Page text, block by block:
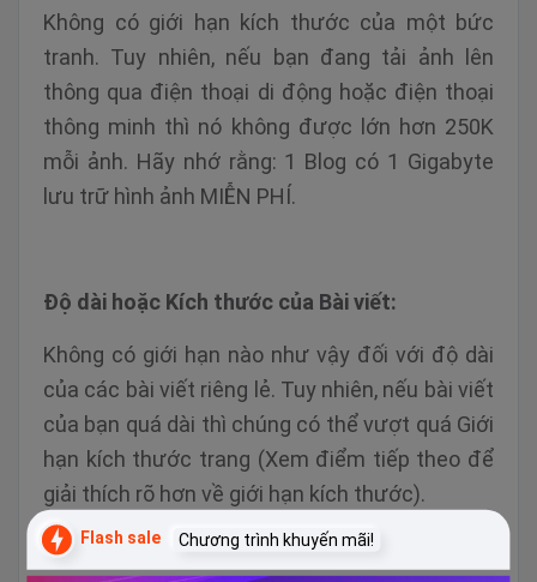
Không có giới hạn kích thước của một bức
tranh. Tuy nhiên, nếu bạn đang tải ảnh lên
thông qua điện thoại di động hoặc điện thoại
thông minh thì nó không được lớn hơn 250K
mỗi ảnh. Hãy nhớ rằng: 1 Blog có 1 Gigabyte
lưu trữ hình ảnh MIỄN PHÍ.
Độ dài hoặc Kích thước của Bài viết:
Không có giới hạn nào như vậy đối với độ dài
của các bài viết riêng lẻ. Tuy nhiên, nếu bài viết
của bạn quá dài thì chúng có thể vượt quá Giới
hạn kích thước trang (Xem điểm tiếp theo để
giải thích rõ hơn về giới hạn kích thước).
Flash sale Chương trình khuyến mãi!